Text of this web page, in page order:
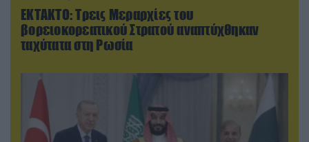
ΕΚΤΑΚΤΟ: Τρεις Μεραρχίες του
βορειοκορεατικού Στρατού αναπτύχθηκαν
ταχύτατα στη Ρωσία